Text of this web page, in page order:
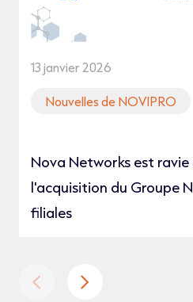
13 janvier 2026
Nouvelles de NOVIPRO
Nova Networks est
l'acquisition du Groupe
filiales